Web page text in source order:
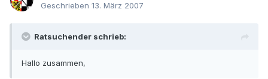
Geschrieben 13. März 2007
Ratsuchender schrieb:
Hallo zusammen,